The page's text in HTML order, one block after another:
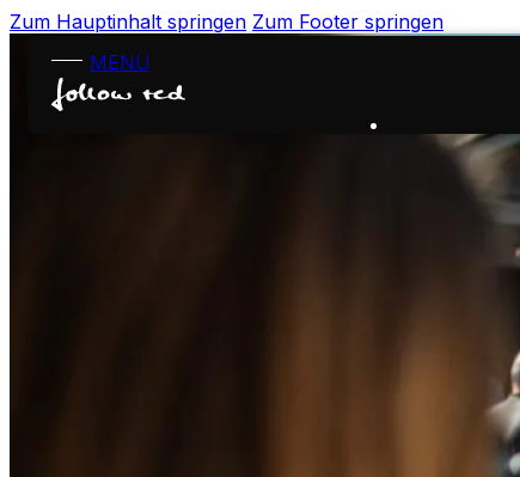
Zum Hauptinhalt springen Zum Footer springen
MENÜ